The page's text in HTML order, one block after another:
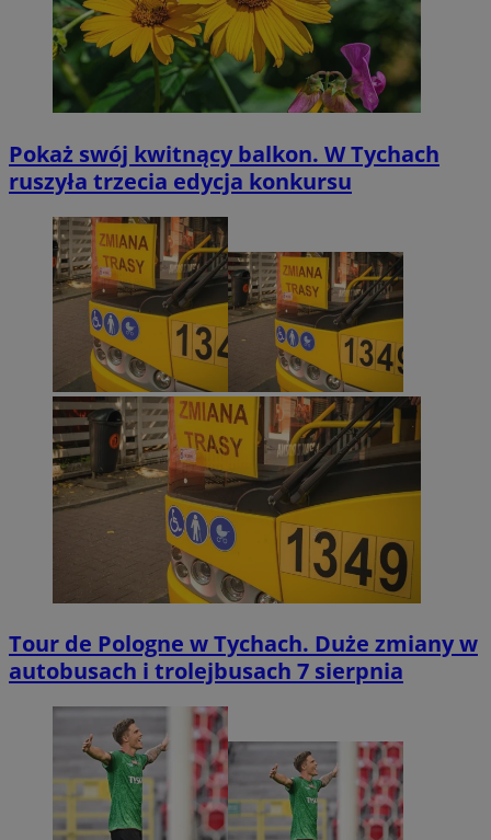
Pokaż swój kwitnący balkon. W Tychach
ruszyła trzecia edycja konkursu
Tour de Pologne w Tychach. Duże zmiany w
autobusach i trolejbusach 7 sierpnia